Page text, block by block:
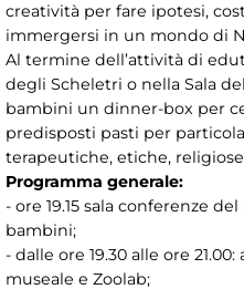
creatività per fare ipotesi,
immergersi in un mondo di
Al termine dell’attività di
degli Scheletri o nella Sala
bambini un dinner-box per
predisposti pasti per
terapeutiche, etiche,
Programma generale:
- ore 19.15 sala conferenze
bambini;
- dalle ore 19.30 alle ore
museale e Zoolab;